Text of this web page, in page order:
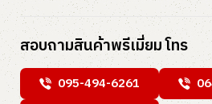
สอบถามสินค้าพรีเมี่ยม โทร
095-494-6261